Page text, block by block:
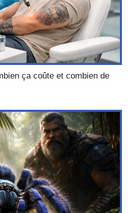
ça coûte et combien de